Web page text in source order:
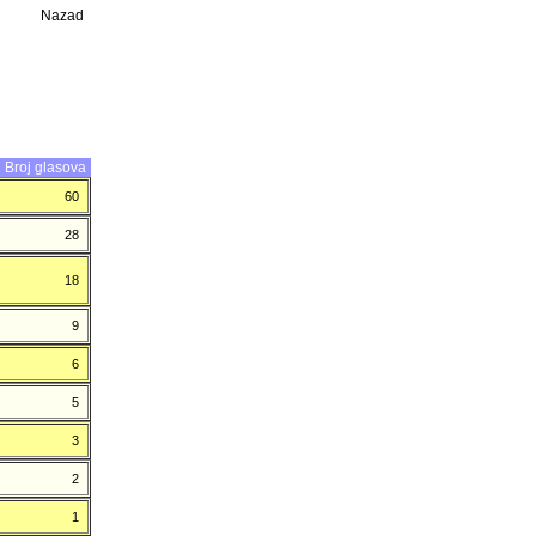
Nazad
Broj glasova
60
28
18
9
6
5
3
2
1